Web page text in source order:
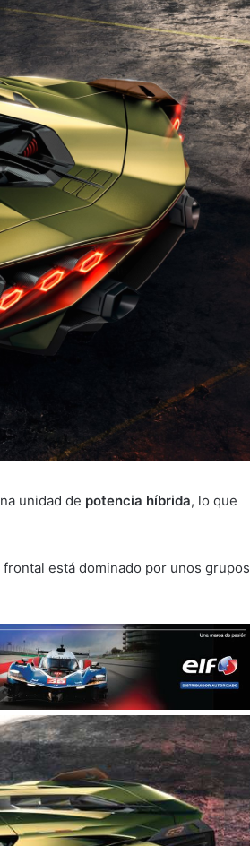
unidad de potencia híbrida, lo que
frontal está dominado por unos grupos